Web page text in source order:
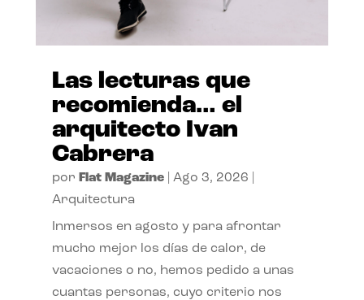
Las lecturas que
recomienda… el
arquitecto Ivan
Cabrera
por Flat Magazine| Ago 3, 2026
Arquitectura
Inmersos en agosto y para afrontar
mucho mejor los días de calor, de
vacaciones o no, hemos pedido a unas
cuantas personas, cuyo criterio nos